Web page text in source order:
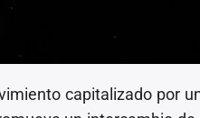
capitalizado por